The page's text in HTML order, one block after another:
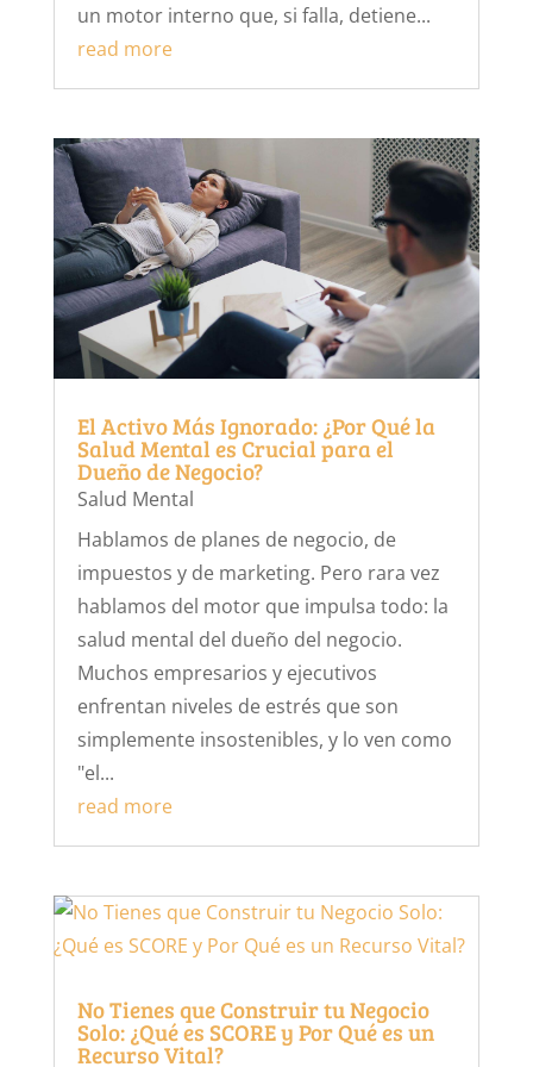
un motor interno que, si falla, detiene...
read more
El Activo Más Ignorado: ¿Por Qué la
Salud Mental es Crucial para el
Dueño de Negocio?
Salud Mental
Hablamos de planes de negocio, de
impuestos y de marketing. Pero rara vez
hablamos del motor que impulsa todo: la
salud mental del dueño del negocio.
Muchos empresarios y ejecutivos
enfrentan niveles de estrés que son
simplemente insostenibles, y lo ven como
"el...
read more
No Tienes que Construir tu Negocio
Solo: ¿Qué es SCORE y Por Qué es un
Recurso Vital?